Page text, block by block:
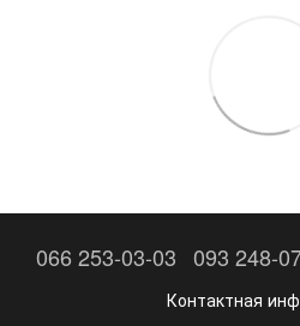
066 253-03-03 093 248-
Контактная